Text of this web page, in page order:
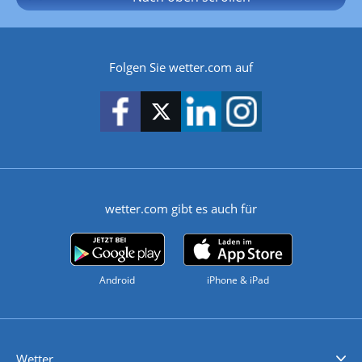
Folgen Sie wetter.com auf
wetter.com gibt es auch für
Android iPhone & iPad